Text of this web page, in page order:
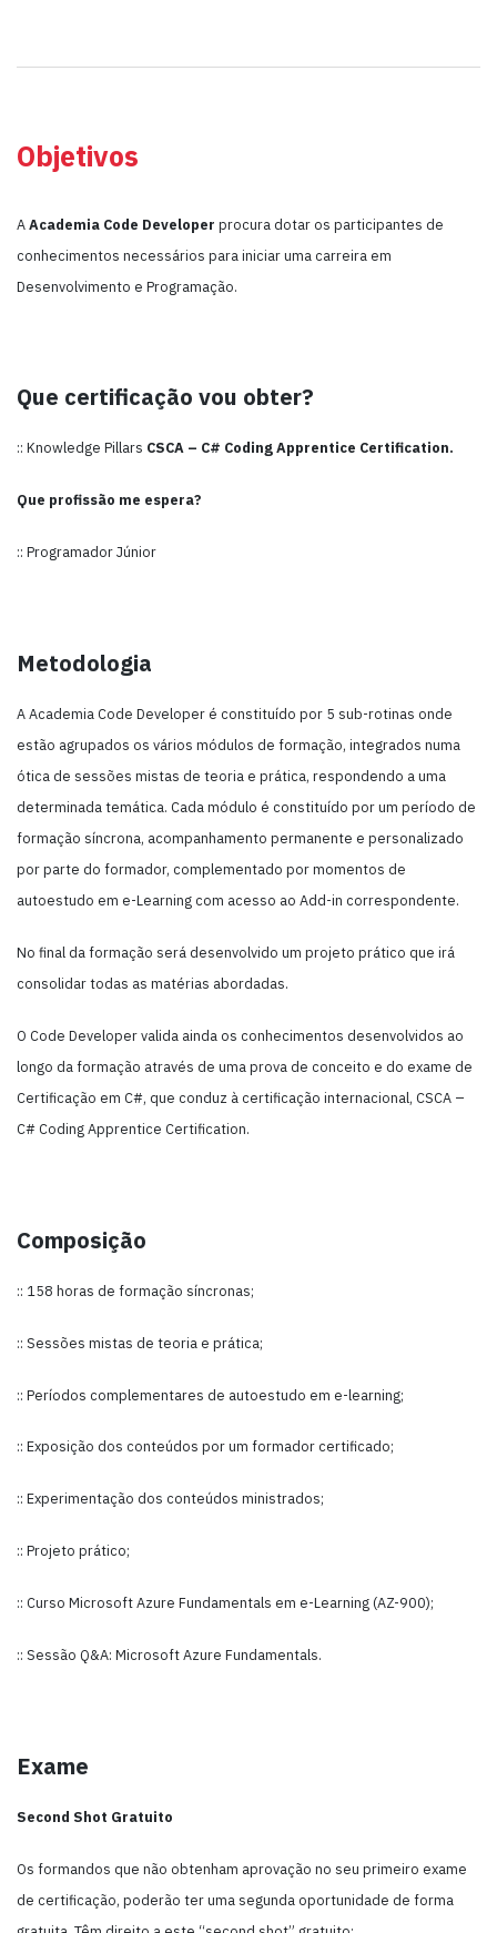
Objetivos
AAcademia Code Developer procura dotar os participantes de
conhecimentos necessários para iniciar uma carreira em
Desenvolvimento e Programação.
Que certificação vou obter?
:: Knowledge Pillars CSCA – C# Coding Apprentice Certification.
Que profissão me espera?
:: Programador Júnior
Metodologia
A Academia Code Developer é constituído por 5 sub-rotinas onde
estão agrupados os vários módulos de formação, integrados numa
ótica de sessões mistas de teoria e prática, respondendo a uma
determinada temática. Cada módulo é constituído por um período de
formação síncrona, acompanhamento permanente e personalizado
por parte do formador, complementado por momentos de
autoestudo em e-Learning com acesso ao Add-in correspondente.
No final da formação será desenvolvido um projeto prático que irá
consolidar todas as matérias abordadas.
O Code Developer valida ainda os conhecimentos desenvolvidos ao
longo da formação através de uma prova de conceito e do exame de
Certificação em C#, que conduz à certificação internacional, CSCA –
C# Coding Apprentice Certification.
Composição
:: 158 horas de formação síncronas;
:: Sessões mistas de teoria e prática;
:: Períodos complementares de autoestudo em e-learning;
:: Exposição dos conteúdos por um formador certificado;
:: Experimentação dos conteúdos ministrados;
:: Projeto prático;
:: Curso Microsoft Azure Fundamentals em e-Learning (AZ-900);
:: Sessão Q&A: Microsoft Azure Fundamentals.
Exame
Second Shot Gratuito
Os formandos que não obtenham aprovação no seu primeiro exame
de certificação, poderão ter uma segunda oportunidade de forma